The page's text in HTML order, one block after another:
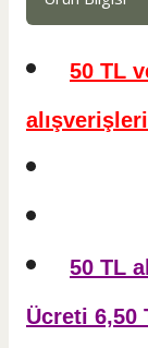
50 TL
50 TL
Ücreti 6,50